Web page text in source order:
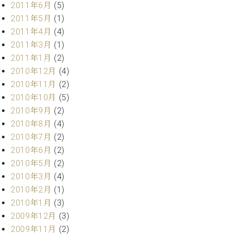
金
表
お
問
合
わ
せ
尾山調律師のブ
ログ Die
Musikgasse（音
楽の小道）
2011年6月 (5)
2011年5月 (1)
2011年4月 (4)
2011年3月 (1)
2011年1月 (2)
2010年12月 (4)
2010年11月 (2)
2010年10月 (5)
2010年9月 (2)
2010年8月 (4)
2010年7月 (2)
2010年6月 (2)
2010年5月 (2)
2010年3月 (4)
2010年2月 (1)
2010年1月 (3)
2009年12月 (3)
2009年11月 (2)